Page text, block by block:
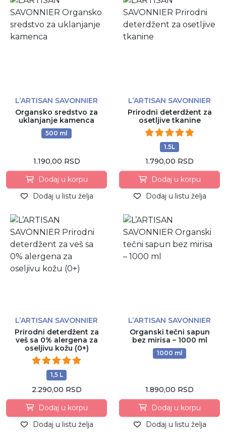
L’ARTISAN SAVONNIER
Organsko sredstvo za
uklanjanje kamenca
500 ml
1.190,00 RSD
Dodaj u korpu
Dodaj u listu želja
L’ARTISAN SAVONNIER
Prirodni deterdžent za
osetljive tkanine
1.5L
1.790,00 RSD
Dodaj u korpu
Dodaj u listu želja
L’ARTISAN SAVONNIER
Prirodni deterdžent za
veš sa 0% alergena za
oseljivu kožu (0+)
1,5 L
2.290,00 RSD
Dodaj u korpu
Dodaj u listu želja
L’ARTISAN SAVONNIER
Organski tečni sapun
bez mirisa – 1000 ml
1000 ml
1.890,00 RSD
Dodaj u korpu
Dodaj u listu želja